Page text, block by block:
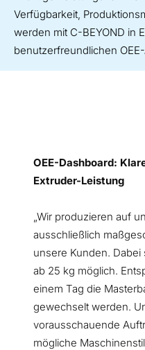
Verfügbarkeit,
werden mit C-BEYOND in
benutzerfreundlichen
OEE-Dashboard:
Extruder-Leistung
„Wir produzieren auf
ausschließlich
unsere Kunden.
ab 25 kg möglich.
einem Tag die
gewechselt werden.
vorausschauende
mögliche